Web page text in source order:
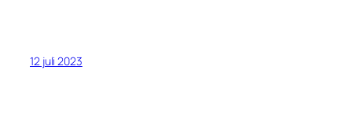
12 juli 2023